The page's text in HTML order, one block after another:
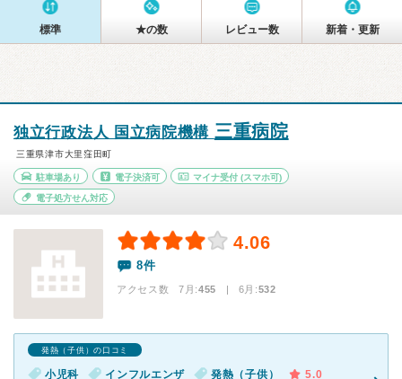
標準 ★の数 レビュー数 新着・更新
独立行政法人 国立病院機構 三重病院
三重県津市大里窪田町
駐車場あり 電子決済可 マイナ受付 (スマホ可)
電子処方せん対応
4.06
8件
アクセス数 7月:455 | 6月:532
発熱（子供）の口コミ
小児科 インフルエンザ 発熱（子供）
5.0